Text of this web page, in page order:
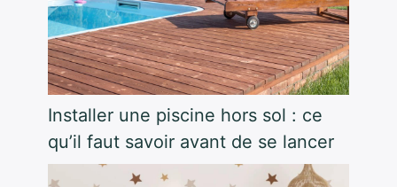
Installer une piscine hors sol : ce
qu’il faut savoir avant de se lancer